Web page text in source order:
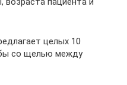
целых 10
со щелью между